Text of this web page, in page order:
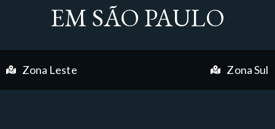
EM SÃO PAULO
Zona Leste Zona Sul